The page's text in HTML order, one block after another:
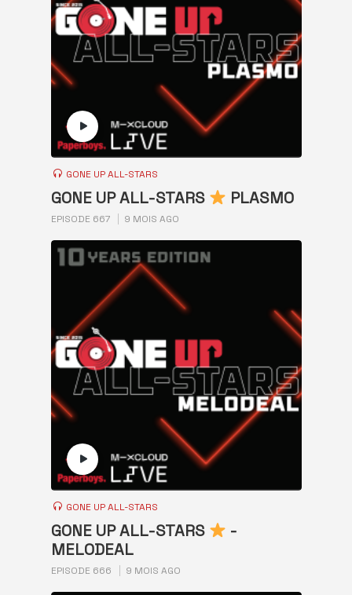
GONE UP ALL-STARS
GONE UP ALL-STARS PLASMO
EPISODE 667 9 MOIS AGO
GONE UP ALL-STARS
GONE UP ALL-STARS
-
MELODEAL
EPISODE 666 9 MOIS AGO